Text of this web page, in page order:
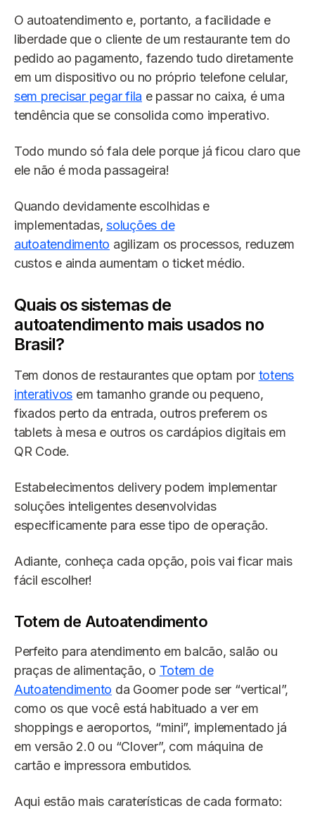
O autoatendimento e, portanto, a facilidade e
liberdade que o cliente de um restaurante tem do
pedido ao pagamento, fazendo tudo diretamente
em um dispositivo ou no próprio telefone celular,
sem precisar pegar fila e passar no caixa, é uma
tendência que se consolida como imperativo.
Todo mundo só fala dele porque já ficou claro que
ele não é moda passageira!
Quando devidamente escolhidas e
implementadas,soluções de
autoatendimento agilizam os processos, reduzem
custos e ainda aumentam o ticket médio.
Quais os sistemas de
autoatendimento mais usados no
Brasil?
Tem donos de restaurantes que optam por totens
interativos em tamanho grande ou pequeno,
fixados perto da entrada, outros preferem os
tablets à mesa e outros os cardápios digitais em
QR Code.
Estabelecimentos delivery podem implementar
soluções inteligentes desenvolvidas
especificamente para esse tipo de operação.
Adiante, conheça cada opção, pois vai ficar mais
fácil escolher!
Totem de Autoatendimento
Perfeito para atendimento em balcão, salão ou
praças de alimentação, o Totem de
Autoatendimento da Goomer pode ser “vertical”,
como os que você está habituado a ver em
shoppings e aeroportos, “mini”, implementado já
em versão 2.0 ou “Clover”, com máquina de
cartão e impressora embutidos.
Aqui estão mais caraterísticas de cada formato: